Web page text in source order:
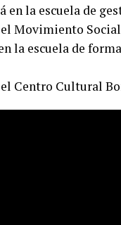
en la escuela de
el Movimiento
la escuela de
Centro Cultural